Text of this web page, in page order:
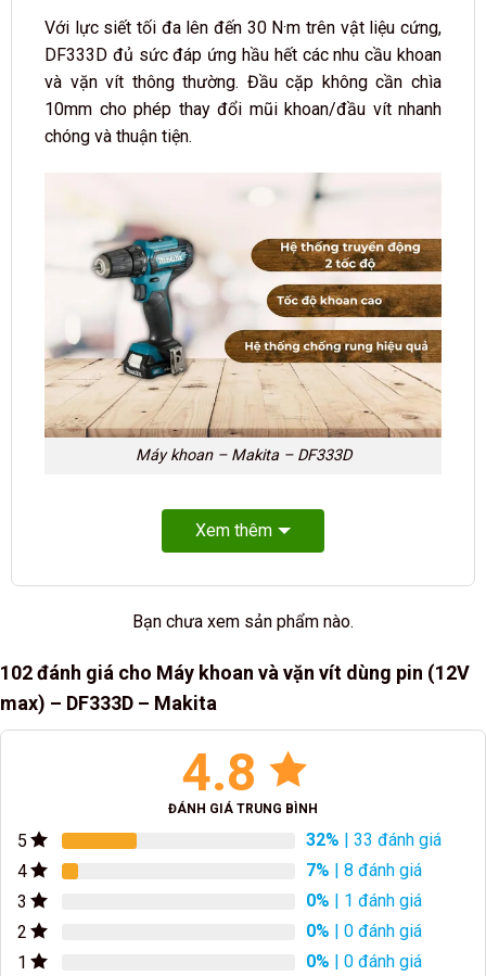
Với lực siết tối đa lên đến 30 N·m trên vật liệu cứng,
DF333D đủ sức đáp ứng hầu hết các nhu cầu khoan
và vặn vít thông thường. Đầu cặp không cần chìa
10mm cho phép thay đổi mũi khoan/đầu vít nhanh
chóng và thuận tiện.
Máy khoan – Makita – DF333D
Xem thêm
Bạn chưa xem sản phẩm nào.
102 đánh giá cho Máy khoan và vặn vít dùng pin (12V
max) – DF333D – Makita
4.8
ĐÁNH GIÁ TRUNG BÌNH
5 32% | 33 đánh giá
4
7% | 8 đánh giá
3
0% | 1 đánh giá
2
0% | 0 đánh giá
1
0% | 0 đánh giá